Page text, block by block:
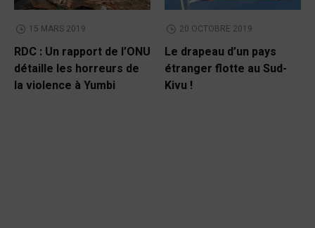
15 MARS 2019
RDC : Un rapport de l’ONU
détaille les horreurs de
la violence à Yumbi
20 OCTOBRE 2019
Le drapeau d’un pays
étranger flotte au Sud-
Kivu !